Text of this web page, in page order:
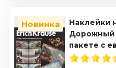
Новинка
Наклейки
Дорожный
пакете с